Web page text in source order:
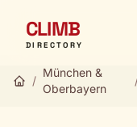
CLIMB
DIRECTORY
/
München &
Oberbayern